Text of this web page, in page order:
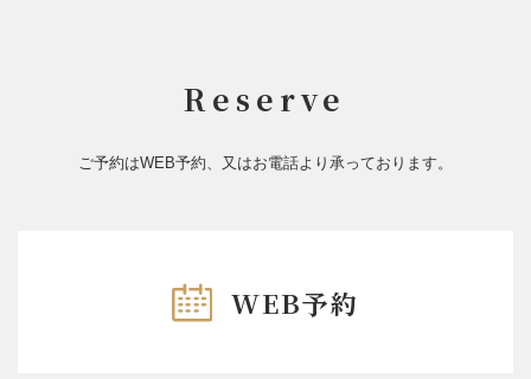
Reserve
ご予約はWEB予約、又はお電話より承っております。
WEB予約